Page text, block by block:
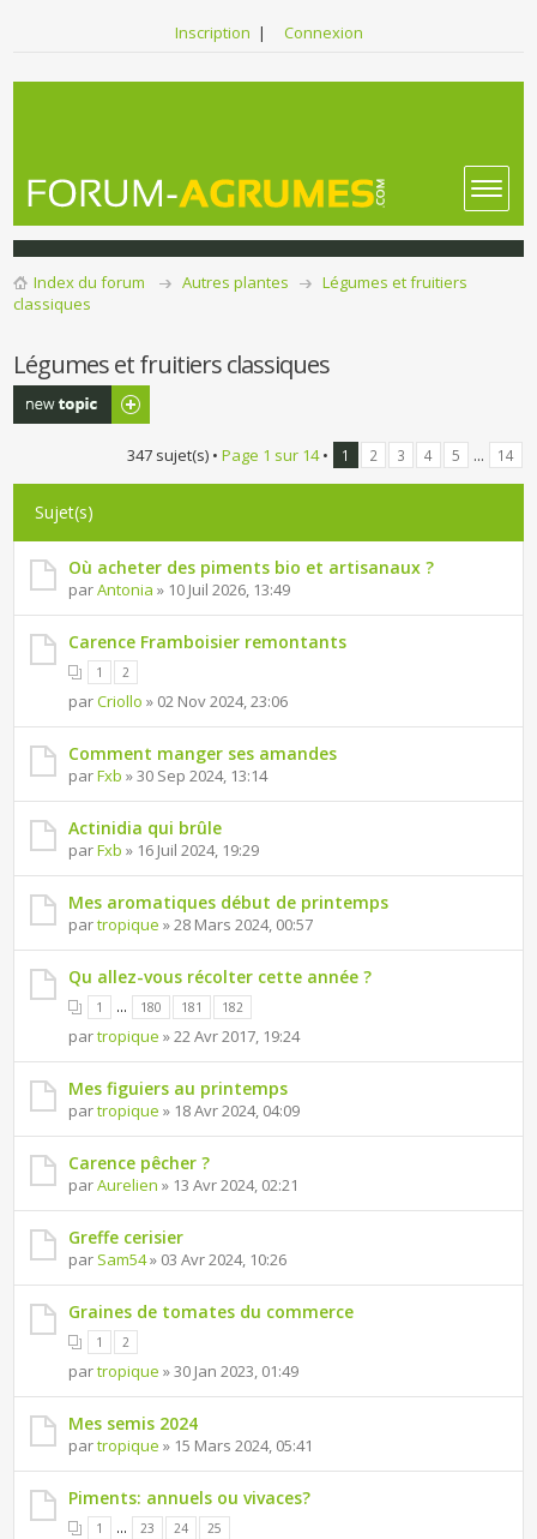
Inscription | Connexion
Index du forum Autres plantes
Légumes et fruitiers
classiques
Légumes et fruitiers classiques
Publier un
nouveau sujet
347 sujet(s) • Page 1 sur 14• 1 2 3 4 5 ... 14
Sujet(s)
Où acheter des piments bio et artisanaux ?
parAntonia » 10 Juil 2026, 13:49
Carence Framboisier remontants
1 2
parCriollo » 02 Nov 2024, 23:06
Comment manger ses amandes
parFxb » 30 Sep 2024, 13:14
Actinidia qui brûle
parFxb » 16 Juil 2024, 19:29
Mes aromatiques début de printemps
partropique » 28 Mars 2024, 00:57
Qu allez-vous récolter cette année ?
1 ... 180 181 182
partropique » 22 Avr 2017, 19:24
Mes figuiers au printemps
partropique » 18 Avr 2024, 04:09
Carence pêcher ?
parAurelien » 13 Avr 2024, 02:21
Greffe cerisier
par Sam54» 03 Avr 2024, 10:26
Graines de tomates du commerce
1 2
partropique » 30 Jan 2023, 01:49
Mes semis 2024
partropique » 15 Mars 2024, 05:41
Piments: annuels ou vivaces?
1 ... 23 24 25